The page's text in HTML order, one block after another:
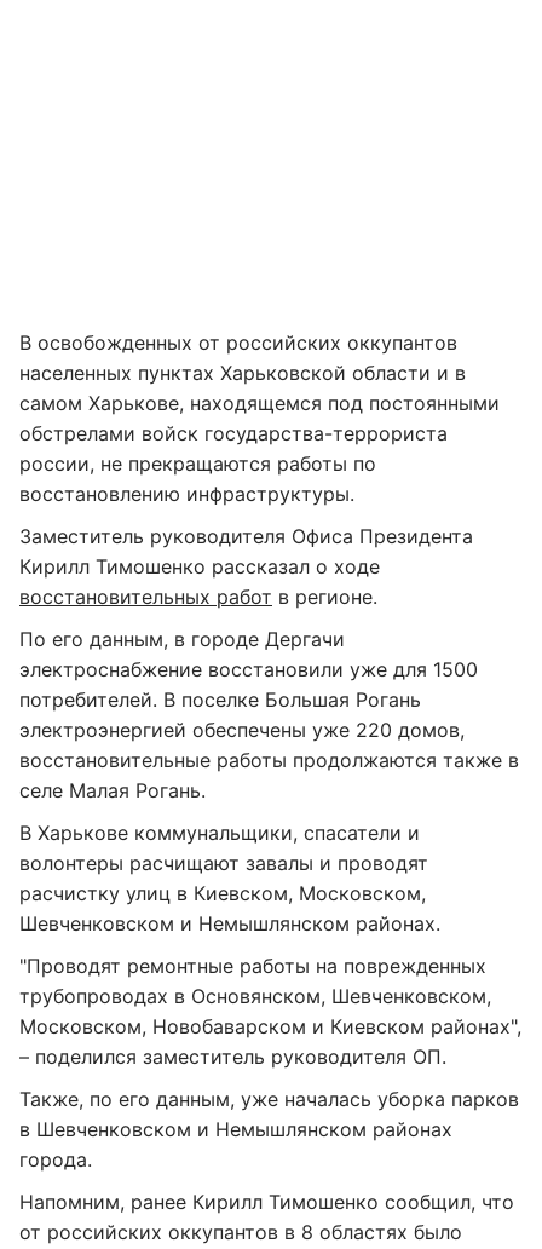
В освобожденных от российских оккупантов
населенных пунктах Харьковской области и ​​в
самом Харькове, находящемся под постоянными
обстрелами войск государства-террориста
россии, не прекращаются работы по
восстановлению инфраструктуры.
Заместитель руководителя Офиса Президента
Кирилл Тимошенко рассказал о ходе
восстановительных работ в регионе.
По его данным, в городе Дергачи
электроснабжение восстановили уже для 1500
потребителей. В поселке Большая Рогань
электроэнергией обеспечены уже 220 домов,
восстановительные работы продолжаются также в
селе Малая Рогань.
В Харькове коммунальщики, спасатели и
волонтеры расчищают завалы и проводят
расчистку улиц в Киевском, Московском,
Шевченковском и Немышлянском районах.
"Проводят ремонтные работы на поврежденных
трубопроводах в Основянском, Шевченковском,
Московском, Новобаварском и Киевском районах",
– поделился заместитель руководителя ОП.
Также, по его данным, уже началась уборка парков
в Шевченковском и Немышлянском районах
города.
Напомним, ранее Кирилл Тимошенко сообщил, что
от российских оккупантов в 8 областях было